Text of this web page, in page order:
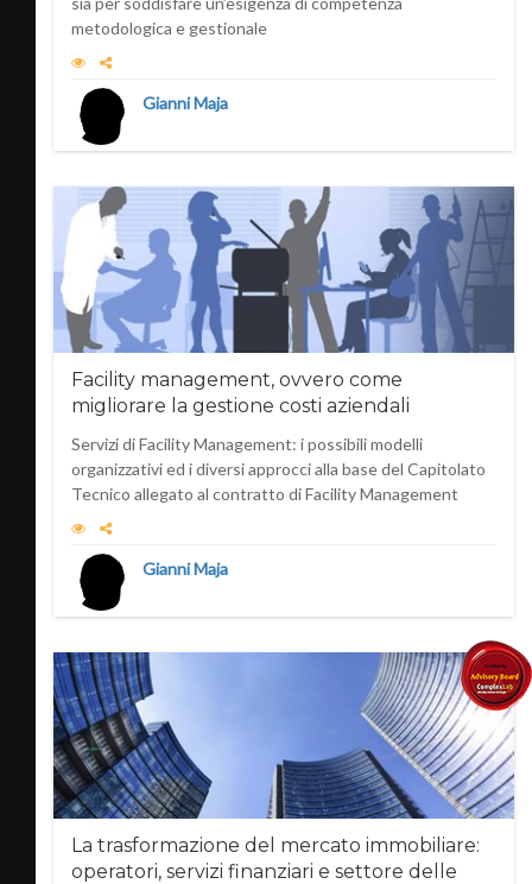
metodologica e gestionale
Gianni Maja
Facility management, ovvero come
migliorare la gestione costi aziendali
Servizi di Facility Management: i possibili modelli
organizzativi ed i diversi approcci alla base del Capitolato
Tecnico allegato al contratto di Facility Management
Gianni Maja
La trasformazione del mercato immobiliare:
operatori, servizi finanziari e settore delle